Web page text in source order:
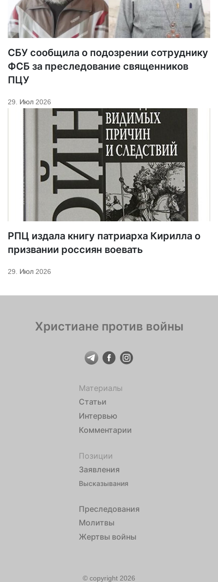
СБУ сообщила о подозрении сотруднику
ФСБ за преследование священников
ПЦУ
29. Июл 2026
РПЦ издала книгу патриарха Кирилла о
призвании россиян воевать
29. Июл 2026
Христиане против войны
Материалы
Статьи
Интервью
Комментарии
Позиции
Заявления
Высказывания
Преследования
Молитвы
Жертвы войны
© copyright 2026